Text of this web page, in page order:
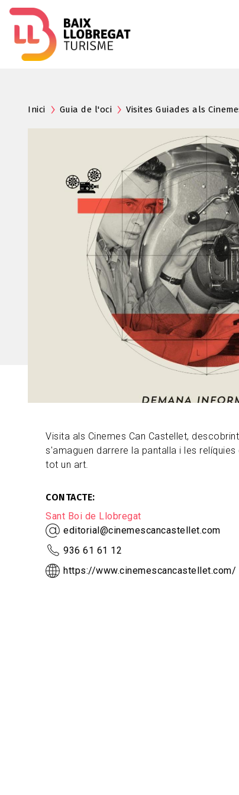
Inici Guia de l'oci Visites Guiades als
Visita als Cinemes Can Castellet,
s'amaguen darrere la pantalla i les
tot un art.
CONTACTE
Sant Boi de Llobregat
editorial@cinemescancastellet.com
936 61 61 12
https://www.cinemescancastellet.com/